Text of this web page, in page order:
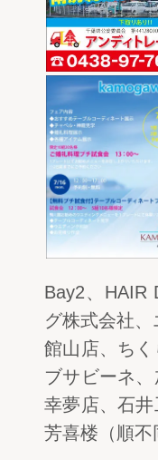
Bay2、HAIR
グ株式会社
館山店、ち
ブサビーネ
幸夢店、石
芳喜楼（順不